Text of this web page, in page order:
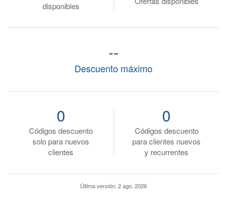
disponibles
Descuento máximo
--
Códigos descuento
solo para nuevos
clientes
0
Códigos descuento
para clientes nuevos
y recurrentes
0
Última versión: 2 ago. 2026